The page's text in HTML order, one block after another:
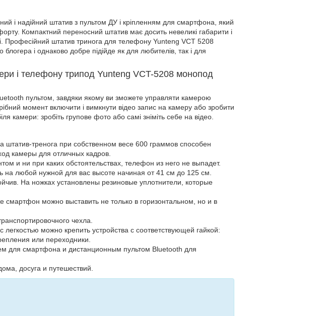
і надійний штатив з пультом ДУ і кріпленням для смартфона, який
Компактний переносний штатив має досить невеликі габарити і
Професійний штатив тринога для телефону Yunteng VCT 5208
і однаково добре підійде як для любителів, так і для
пультом, завдяки якому ви зможете управляти камерою
момент включити і вимкнути відео запис на камеру або зробити
камери: зробіть групове фото або самі зніміть себе на відео.
штатив-тренога при собственном весе 600 граммов способен
камеры для отличных кадров.
и ни при каких обстоятельствах, телефон из него не выпадет.
на любой нужной для вас высоте начиная от 41 см до 125 см.
На ножках установлены резиновые уплотнители, которые
смартфон можно выставить не только в горизонтальном, но и в
чехла.
можно крепить устройства с соответствующей гайкой:
или переходники.
для смартфона и дистанционным пультом Bluetooth для
досуга и путешествий.